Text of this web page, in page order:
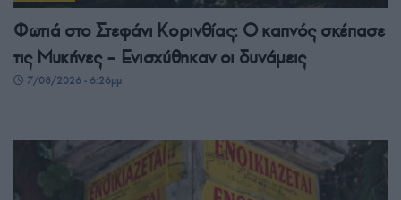
Φωτιά στο Στεφάνι Κορινθίας: Ο καπνός σκέπασε
τις Μυκήνες – Ενισχύθηκαν οι δυνάμεις
7/08/2026 - 6:26μμ